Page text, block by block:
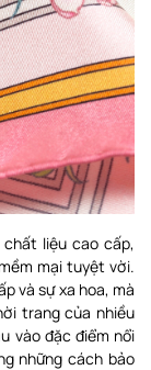
liệu cao cấp,
mại tuyệt vời.
và sự xa hoa, mà
trang của nhiều
vào đặc điểm nổi
những cách bảo